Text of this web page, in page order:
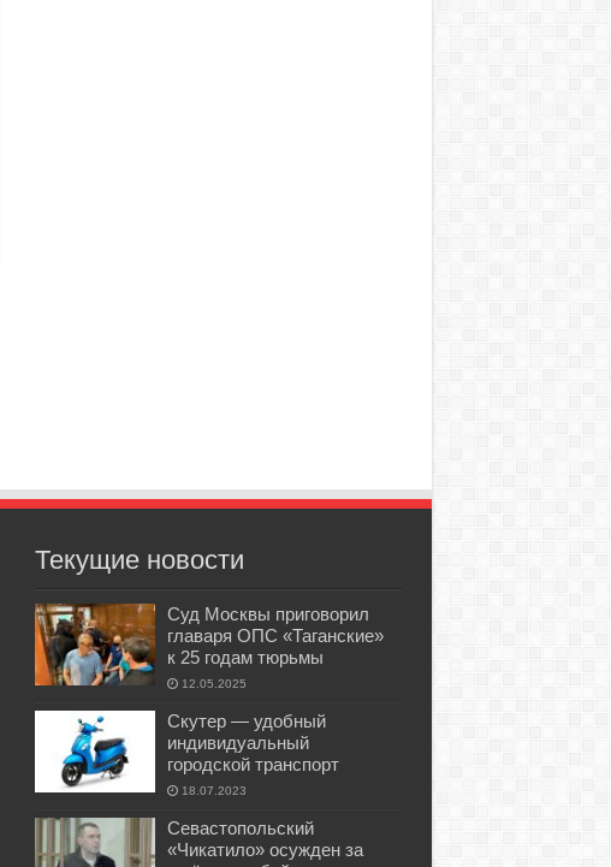
Текущие новости
Суд Москвы приговорил
главаря ОПС «Таганские»
к 25 годам тюрьмы
12.05.2025
Скутер — удобный
индивидуальный
городской транспорт
18.07.2023
Севастопольский
«Чикатило» осужден за